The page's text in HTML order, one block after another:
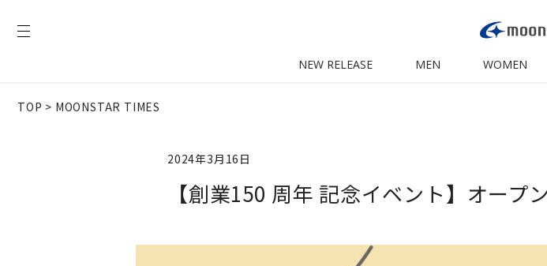
NEW RELEASE MEN WOMEN
TOP > MOONSTAR TIMES
2024年3月16日
【創業150 周年 記念イベント】オープ